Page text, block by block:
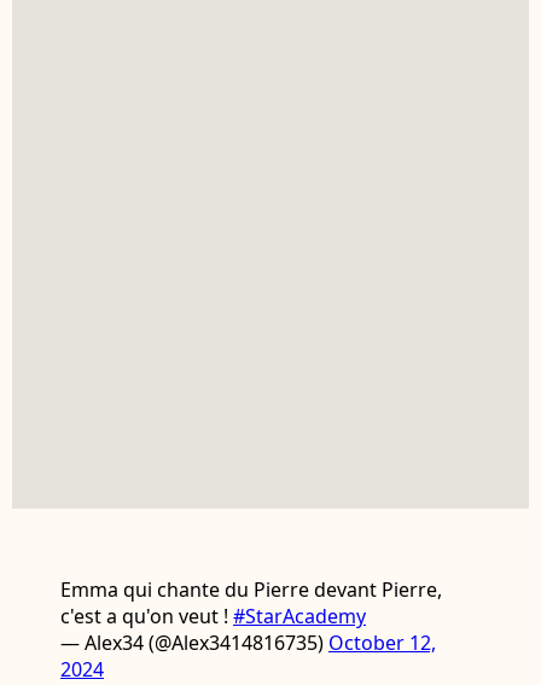
Emma qui chante du Pierre devant Pierre,
c'est a qu'on veut ! #StarAcademy
— Alex34 (@Alex3414816735) October 12,
2024